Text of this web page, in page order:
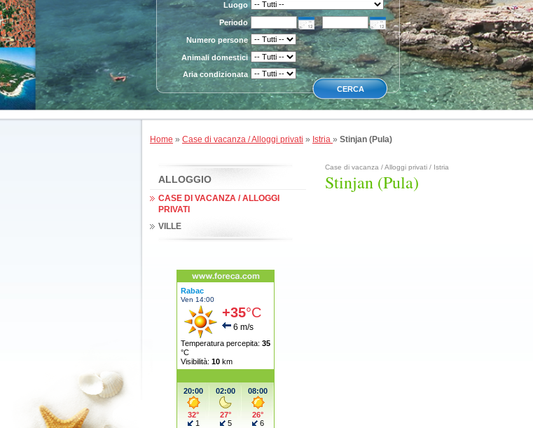
Luogo
Periodo
Numero persone
Animali domestici
Aria condizionata
Home » Case di vacanza / Alloggi privati » Istria » Stinjan (Pula)
ALLOGGIO
CASE DI VACANZA / ALLOGGI
PRIVATI
VILLE
Case di vacanza / Alloggi privati / Istria
Stinjan (Pula)